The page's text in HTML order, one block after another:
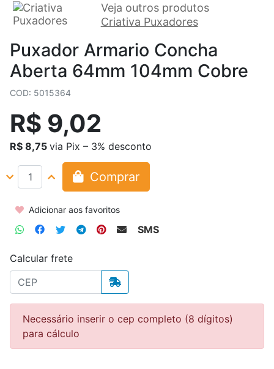
Veja outros produtos
Criativa Puxadores
Puxador Armario Concha
Aberta 64mm 104mm Cobre
COD: 5015364
R$ 9,02
R$ 8,75 via Pix – 3% desconto
Comprar
Adicionar aos favoritos
SMS
Calcular frete
Necessário inserir o cep completo (8 dígitos)
para cálculo